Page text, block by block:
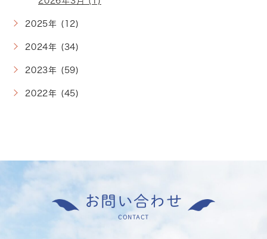
2025年 (12)
2024年 (34)
2023年 (59)
2022年 (45)
お問い合わせ
CONTACT